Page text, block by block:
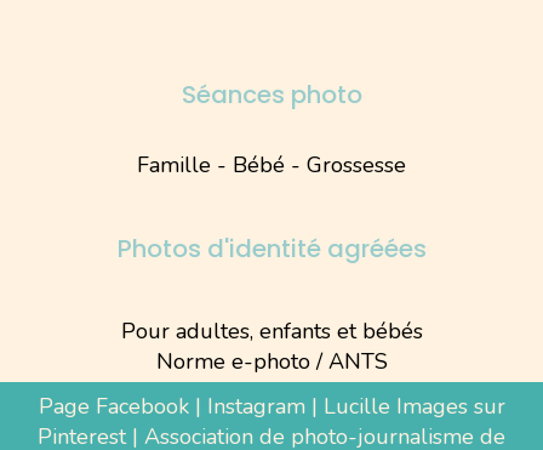
Séances photo
Famille - Bébé - Grossesse
Photos d'identité agréées
Pour adultes, enfants et bébés
Norme e-photo / ANTS
Page Facebook| Instagram| Lucille Images sur
Pinterest| Association de photo-journalisme de